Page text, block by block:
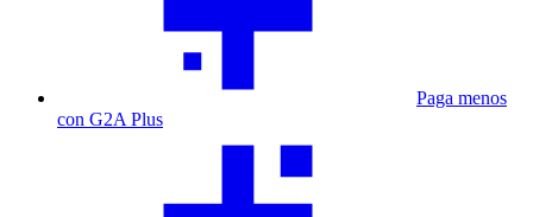
Paga menos
con G2A Plus